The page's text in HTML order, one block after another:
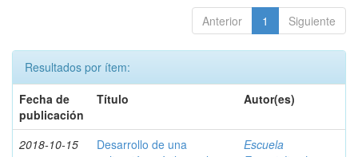
Anterior 1 Siguiente
Resultados por ítem:
Fecha de
publicación
Título Autor(es)
2018-10-15
Desarrollo de una
Escuela